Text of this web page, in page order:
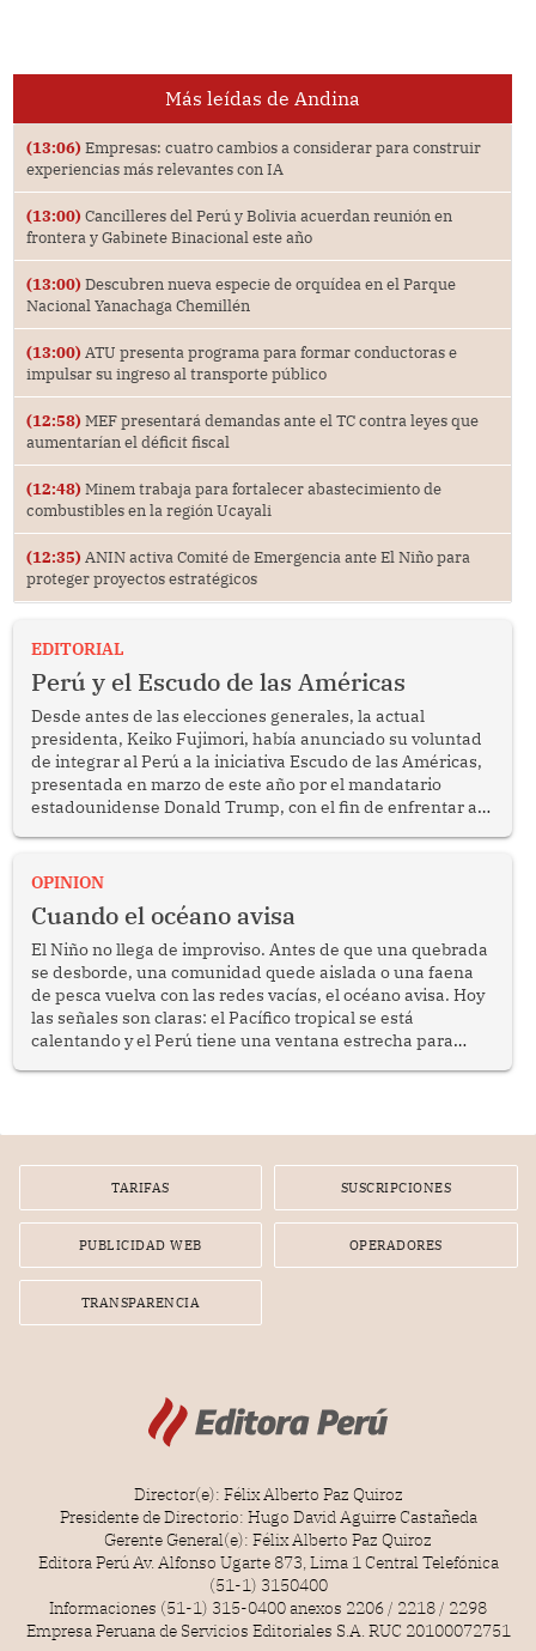
Más leídas de Andina
(13:06) Empresas: cuatro cambios a considerar para construir
experiencias más relevantes con IA
(13:00) Cancilleres del Perú y Bolivia acuerdan reunión en
frontera y Gabinete Binacional este año
(13:00) Descubren nueva especie de orquídea en el Parque
Nacional Yanachaga Chemillén
(13:00) ATU presenta programa para formar conductoras e
impulsar su ingreso al transporte público
(12:58) MEF presentará demandas ante el TC contra leyes que
aumentarían el déficit fiscal
(12:48) Minem trabaja para fortalecer abastecimiento de
combustibles en la región Ucayali
(12:35) ANIN activa Comité de Emergencia ante El Niño para
proteger proyectos estratégicos
EDITORIAL
Perú y el Escudo de las Américas
Desde antes de las elecciones generales, la actual
presidenta, Keiko Fujimori, había anunciado su voluntad
de integrar al Perú a la iniciativa Escudo de las Américas,
presentada en marzo de este año por el mandatario
estadounidense Donald Trump, con el fin de enfrentar al
OPINION
Cuando el océano avisa
El Niño no llega de improviso. Antes de que una quebrada
se desborde, una comunidad quede aislada o una faena
de pesca vuelva con las redes vacías, el océano avisa. Hoy
las señales son claras: el Pacífico tropical se está
calentando y el Perú tiene una ventana estrecha para
TARIFAS SUSCRIPCIONES
PUBLICIDAD WEB OPERADORES
TRANSPARENCIA
Director(e): Félix Alberto Paz Quiroz
Presidente de Directorio: Hugo David Aguirre Castañeda
Gerente General(e): Félix Alberto Paz Quiroz
Editora Perú Av. Alfonso Ugarte 873, Lima 1 Central Telefónica
(51-1) 3150400
Informaciones (51-1) 315-0400 anexos 2206 / 2218 / 2298
Empresa Peruana de Servicios Editoriales S.A. RUC 20100072751